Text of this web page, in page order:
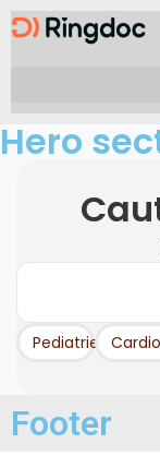
Hero
Pediatrie
Footer